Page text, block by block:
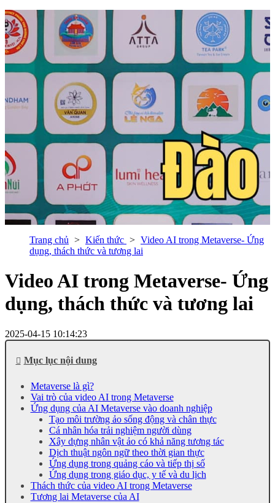
Trang chủ Kiến thức
Video AI trong Metaverse- Ứng
dụng, thách thức và tương lai
Video AI trong Metaverse- Ứng
dụng, thách thức và tương lai
2025-04-15 10:14:23
Mục lục nội dung
Metaverse là gì?
Vai trò của video AI trong Metaverse
Ứng dụng của AI Metaverse vào doanh nghiệp
Tạo môi trường ảo sống động và chân thực
Cá nhân hóa trải nghiệm người dùng
Xây dựng nhân vật ảo có khả năng tương tác
Dịch thuật ngôn ngữ theo thời gian thực
Ứng dụng trong quảng cáo và tiếp thị số
Ứng dụng trong giáo dục, y tế và du lịch
Thách thức của video AI trong Metaverse
Tương lai Metaverse của AI